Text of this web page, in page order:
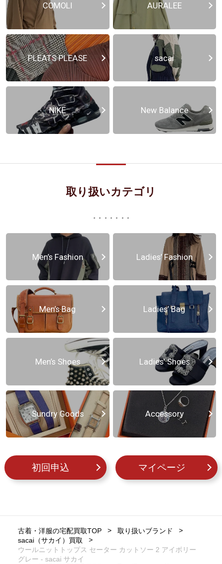
COMOLI AURALEE
PLEATS PLEASE sacai
NIKE New Balance
取り扱いカテゴリ
Men’s Fashion Ladies’ Fashion
Men’s Bag Ladies’ Bag
Men’s Shoes Ladies’ Shoes
Sundry Goods Accessory
初回申込 マイページ
古着・洋服の宅配買取TOP
取り扱いブランド
sacai（サカイ）買取
ウールニットトップス セーター カットソー 2 アイボリー
グレー - sacai サカイ